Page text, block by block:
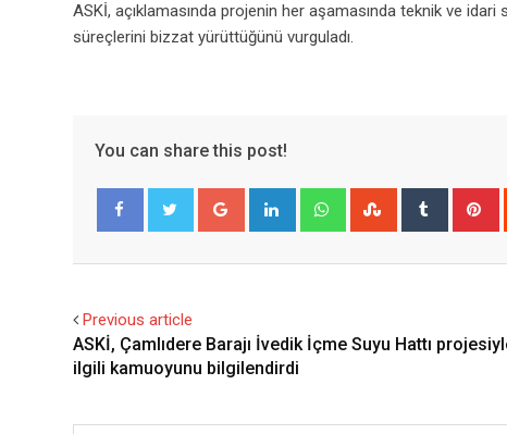
ASKİ, açıklamasında projenin her aşamasında teknik ve
süreçlerini bizzat yürüttüğünü vurguladı.
You can share this post!
Google+ LinkedIn WhatsappStumbleUpon
Tumblr
Previous article
ASKİ, Çamlıdere Barajı İvedik İçme Suyu Hattı
ilgili kamuoyunu bilgilendirdi